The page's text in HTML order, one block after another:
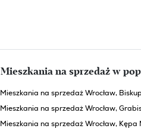
Mieszkania na sprzedaż w
Mieszkania na sprzedaż Wrocław,
Mieszkania na sprzedaż Wrocław,
Mieszkania na sprzedaż Wrocław, Kępa